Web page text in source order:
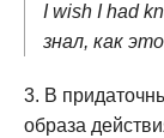
I wish I had
знал, как
В
образа